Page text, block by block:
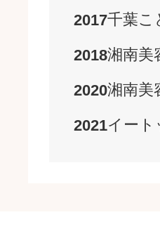
2017千葉こ
2018湘南美
2020湘南美
2021イート